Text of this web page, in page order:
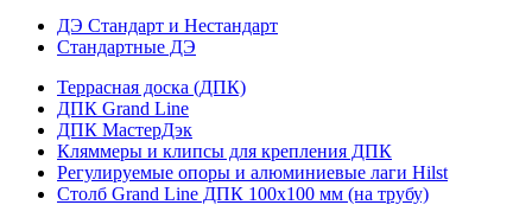
ДЭ Стандарт и Нестандарт
Стандартные ДЭ
Террасная доска (ДПК)
ДПК Grand Line
ДПК МастерДэк
Кляммеры и клипсы для крепления ДПК
Регулируемые опоры и алюминиевые лаги Hilst
Столб Grand Line ДПК 100х100 мм (на трубу)